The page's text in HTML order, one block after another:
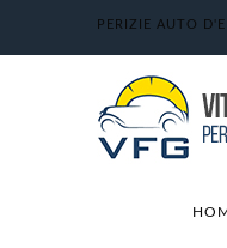
PERIZIE AUTO